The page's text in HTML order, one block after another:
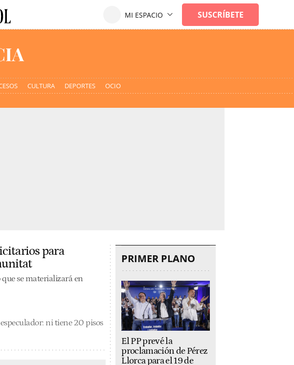
CULTURA DEPORTES
OCIO
para
se materializará en
ni tiene 20 pisos
PRIMER PLANO
El PP prevé la
proclamación de Pérez
Llorca para el 19 de